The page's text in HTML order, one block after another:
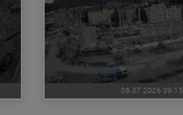
08.07.2026 09:15